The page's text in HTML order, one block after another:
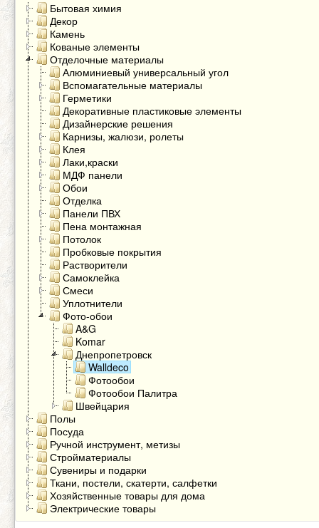
Бытовая химия
Декор
Камень
Кованые элементы
Отделочные материалы
Алюминиевый универсальный угол
Вспомагательные материалы
Герметики
Декоративные пластиковые элементы
Дизайнерские решения
Карнизы, жалюзи, ролеты
Клея
Лаки,краски
МДФ панели
Обои
Отделка
Панели ПВХ
Пена монтажная
Потолок
Пробковые покрытия
Растворители
Самоклейка
Смеси
Уплотнители
Фото-обои
A&G
Komar
Днепропетровск
Walldeco
Фотообои
Фотообои Палитра
Швейцария
Полы
Посуда
Ручной инструмент, метизы
Стройматериалы
Сувениры и подарки
Ткани, постели, скатерти, салфетки
Хозяйственные товары для дома
Электрические товары